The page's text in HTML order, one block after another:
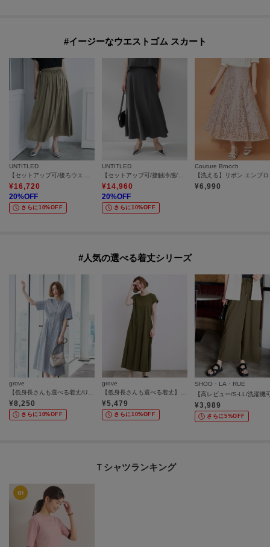
#イージーなウエストゴム スカート
UNTITLED
【セットアップ可/後ろウエストゴム/光沢感】ローンフレアスカート
¥16,720
20%OFF
さらに10%OFF
UNTITLED
【セットアップ可/接触冷感/遮熱】リラクシーフレアスカート
¥14,960
20%OFF
さらに10%OFF
Couture Brooch
¥6,990
#人気の選べる着丈シリーズ
grove
¥8,250
さらに10%OFF
grove
¥5,479
さらに10%OFF
SHOO・LA・RUE
¥3,989
さらに5%OFF
Ｔシャツランキング